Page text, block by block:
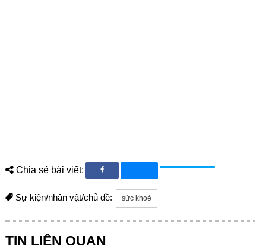
Chia sẻ bài viết:
Sự kiện/nhân vật/chủ đề: sức khoẻ
TIN LIÊN QUAN